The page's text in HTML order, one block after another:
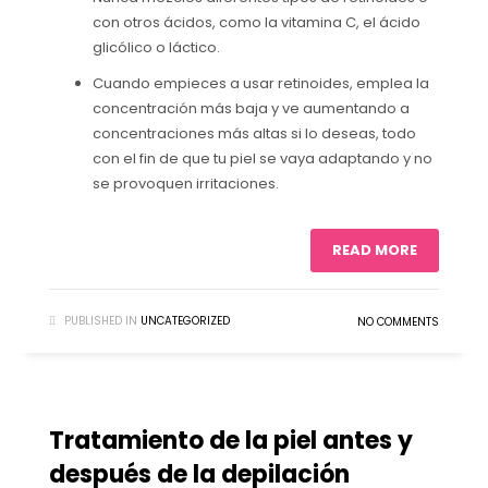
con otros ácidos, como la vitamina C, el ácido
glicólico o láctico.
Cuando empieces a usar retinoides, emplea la
concentración más baja y ve aumentando a
concentraciones más altas si lo deseas, todo
con el fin de que tu piel se vaya adaptando y no
se provoquen irritaciones.
READ MORE
PUBLISHED IN UNCATEGORIZED NO COMMENTS
Tratamiento de la piel antes y
después de la depilación